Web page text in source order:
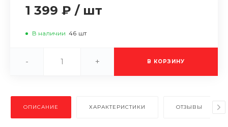
1 399 ₽ / шт
В наличии 46 шт
- + В КОРЗИНУ
ОПИСАНИЕ ХАРАКТЕРИСТИКИ ОТЗЫВЫ